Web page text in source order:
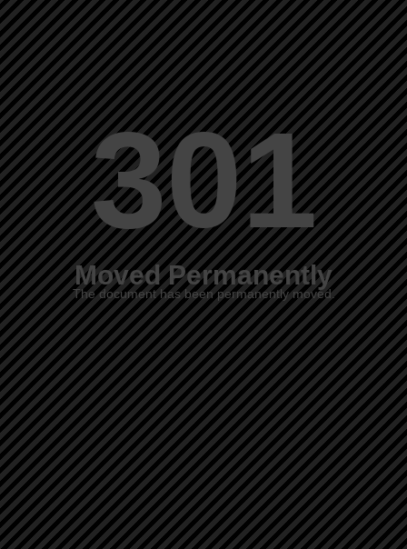
301
Moved Permanently
The document has been permanently moved.